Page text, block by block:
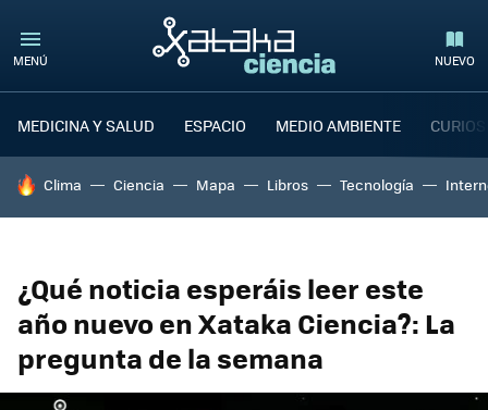
MENÚ NUEVO
MEDICINA Y SALUD ESPACIO MEDIO AMBIENTE
HOY SE HABLA DE
Clima Ciencia Mapa Libros Tecnología
¿Qué noticia esperáis leer este
año nuevo en Xataka Ciencia?: La
pregunta de la semana